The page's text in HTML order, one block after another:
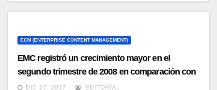
ECM (ENTERPRISE CONTENT MANAGEMENT)
EMC registró un crecimiento mayor en el
segundo trimestre de 2008 en comparación con
el mismo periodo del año pasado
DIC 27, 2017 EDITORIAL